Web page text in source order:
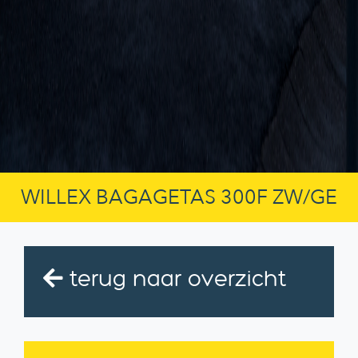
WILLEX BAGAGETAS 300F ZW/GE
terug naar overzicht